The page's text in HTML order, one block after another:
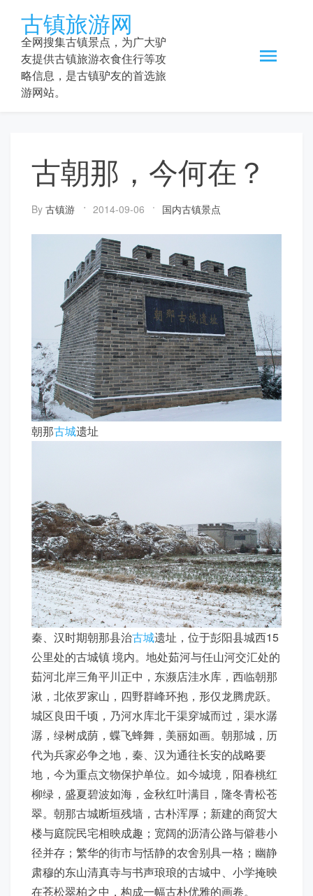
content
古镇旅游网
全网搜集古镇景点，为广大驴
友提供古镇旅游衣食住行等攻
略信息，是古镇驴友的首选旅
游网站。
古朝那，今何在？
By 古镇游 2014-09-06 国内古镇景点
朝那古城遗址
秦、汉时期朝那县治古城遗址，位于彭阳县城西15
公里处的古城镇 境内。地处茹河与任山河交汇处的
茹河北岸三角平川正中，东濒店洼水库，西临朝那
湫，北依罗家山，四野群峰环抱，形仅龙腾虎跃。
城区良田千顷，乃河水库北干渠穿城而过，渠水潺
潺，绿树成荫，蝶飞蜂舞，美丽如画。朝那城，历
代为兵家必争之地，秦、汉为通往长安的战略要
地，今为重点文物保护单位。如今城境，阳春桃红
柳绿，盛夏碧波如海，金秋红叶满目，隆冬青松苍
翠。朝那古城断垣残墙，古朴浑厚；新建的商贸大
楼与庭院民宅相映成趣；宽阔的沥清公路与僻巷小
径并存；繁华的街市与恬静的农舍别具一格；幽静
肃穆的东山清真寺与书声琅琅的古城中、小学掩映
在苍松翠柏之中，构成一幅古朴优雅的画卷。